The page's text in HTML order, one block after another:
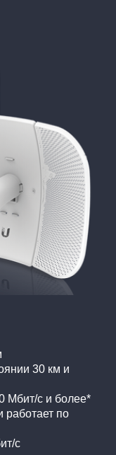
30 км и
Мбит/с и более*
работает по
с